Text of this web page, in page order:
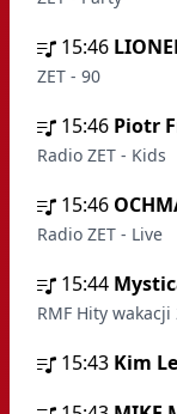
15:46
ZET - 90
15:46 Piotr
Radio ZET - Kids
15:46
Radio ZET - Live
15:44
RMF Hity wakacji
15:43 Kim